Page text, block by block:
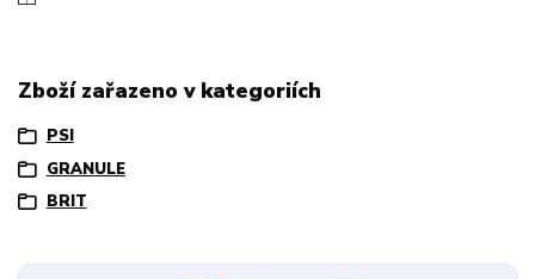
Zboží zařazeno v kategoriích
PSI
GRANULE
BRIT